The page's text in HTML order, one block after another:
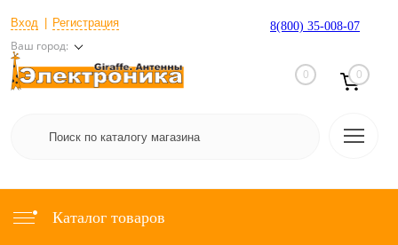
Вход Регистрация
Ваш город:
8(800) 35-008-07
0 0
Каталог товаров